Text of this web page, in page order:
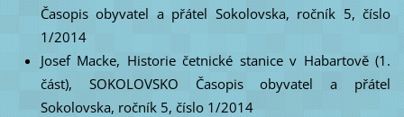
Časopis obyvatel a přátel Sokolovska, ročník 5, číslo
1/2014
Josef Macke, Historie četnické stanice v Habartově (1.
část), SOKOLOVSKO Časopis obyvatel a přátel
Sokolovska, ročník 5, číslo 1/2014